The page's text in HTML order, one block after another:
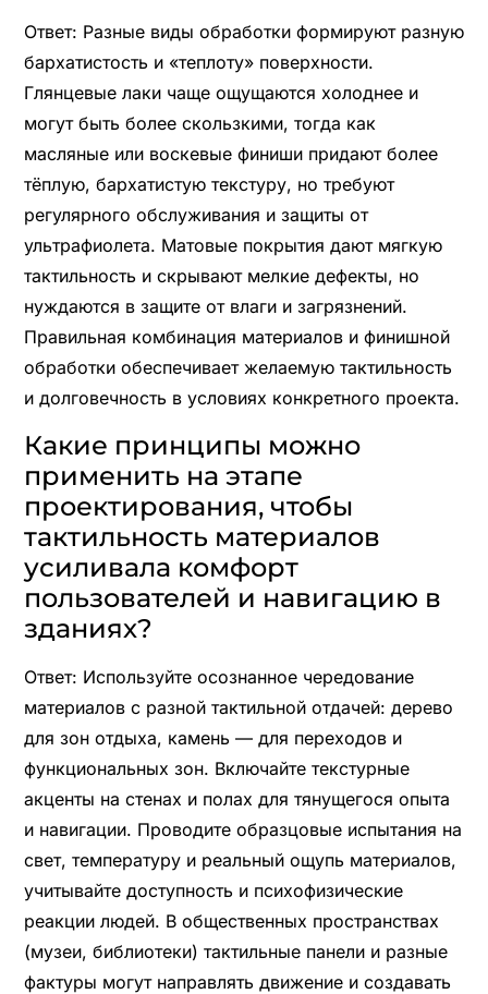
Ответ: Разные виды обработки формируют разную
бархатистость и «теплоту» поверхности.
Глянцевые лаки чаще ощущаются холоднее и
могут быть более скользкими, тогда как
масляные или воскевые финиши придают более
тёплую, бархатистую текстуру, но требуют
регулярного обслуживания и защиты от
ультрафиолета. Матовые покрытия дают мягкую
тактильность и скрывают мелкие дефекты, но
нуждаются в защите от влаги и загрязнений.
Правильная комбинация материалов и финишной
обработки обеспечивает желаемую тактильность
и долговечность в условиях конкретного проекта.
Какие принципы можно
применить на этапе
проектирования, чтобы
тактильность материалов
усиливала комфорт
пользователей и навигацию в
зданиях?
Ответ: Используйте осознанное чередование
материалов с разной тактильной отдачей: дерево
для зон отдыха, камень — для переходов и
функциональных зон. Включайте текстурные
акценты на стенах и полах для тянущегося опыта
и навигации. Проводите образцовые испытания на
свет, температуру и реальный ощупь материалов,
учитывайте доступность и психофизические
реакции людей. В общественных пространствах
(музеи, библиотеки) тактильные панели и разные
фактуры могут направлять движение и создавать